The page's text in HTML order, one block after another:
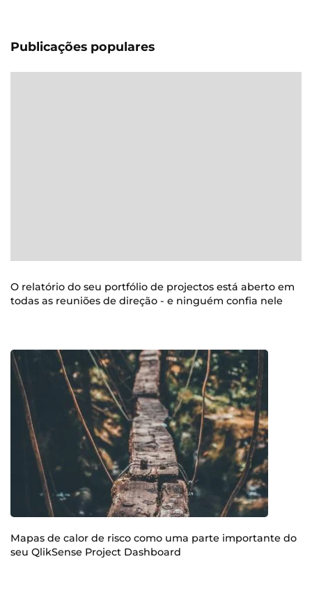
Publicações populares
O relatório do seu portfólio de projectos está aberto em
todas as reuniões de direção - e ninguém confia nele
Mapas de calor de risco como uma parte importante do
seu QlikSense Project Dashboard